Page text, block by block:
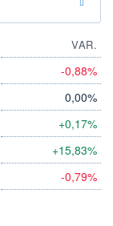
VAR.
-0,88%
0,00%
+0,17%
+15,83%
-0,79%